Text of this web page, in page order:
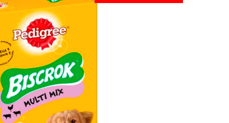
آرایشی و بهداشتی گربه
آرایشی و